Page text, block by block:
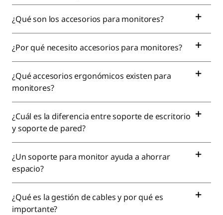
¿Qué son los accesorios para monitores?
¿Por qué necesito accesorios para monitores?
¿Qué accesorios ergonómicos existen para
monitores?
¿Cuál es la diferencia entre soporte de escritorio
y soporte de pared?
¿Un soporte para monitor ayuda a ahorrar
espacio?
¿Qué es la gestión de cables y por qué es
importante?